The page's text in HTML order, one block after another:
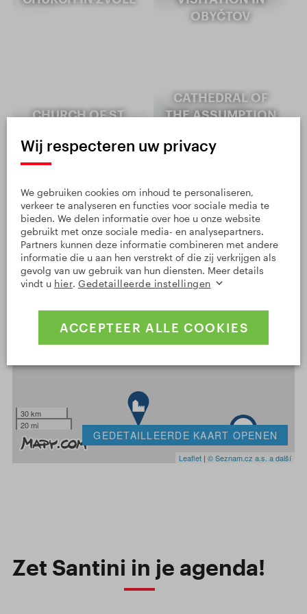
OBYČTOV
CHURCH OF ST.
BOBROVA
CATHEDRAL OF
THE ASSUMPTION
MARY AND ST.
ONTDEK MEER
4
2
30 km
20 mi
GEDETAILLEERDE KAART OPENEN
Leaflet | © Seznam.cz a.s. a další
Zet Santini in je agenda!
Wij respecteren uw privacy
We gebruiken cookies om inhoud te personaliseren,
verkeer te analyseren en functies voor sociale media te
bieden. We delen informatie over hoe u onze website
gebruikt met onze sociale media- en analysepartners.
Partners kunnen deze informatie combineren met andere
informatie die u aan hen verstrekt of die zij verkrijgen als
gevolg van uw gebruik van hun diensten. Meer details
vindt u hier. Gedetailleerde instellingen
ACCEPTEER ALLE COOKIES